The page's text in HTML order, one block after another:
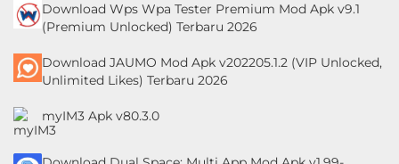
Download Wps Wpa Tester Premium Mod Apk v9.1
(Premium Unlocked) Terbaru 2026
Download JAUMO Mod Apk v202205.1.2 (VIP Unlocked,
Unlimited Likes) Terbaru 2026
myIM3 Apk v80.3.0